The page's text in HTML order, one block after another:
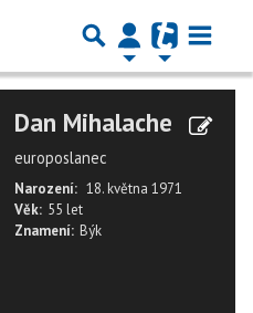
Dan Mihalache
europoslanec
Narození: 18. května 1971
Věk: 55 let
Znamení: Býk